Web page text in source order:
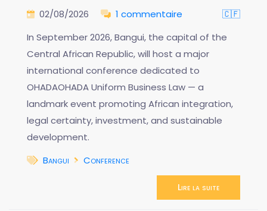
02/08/2026 1 commentaire
🇨🇫
In September 2026, Bangui, the capital of the
Central African Republic, will host a major
international conference dedicated to
OHADAOHADA Uniform Business Law — a
landmark event promoting African integration,
legal certainty, investment, and sustainable
development.
Bangui
Conference
Lire la suite